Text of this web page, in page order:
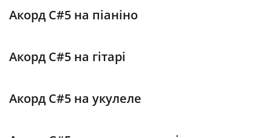
Акорд C#5 на піаніно
Акорд C#5 на гітарі
Акорд C#5 на укулеле